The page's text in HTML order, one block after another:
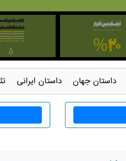
داستان جهان داستان ايرانی